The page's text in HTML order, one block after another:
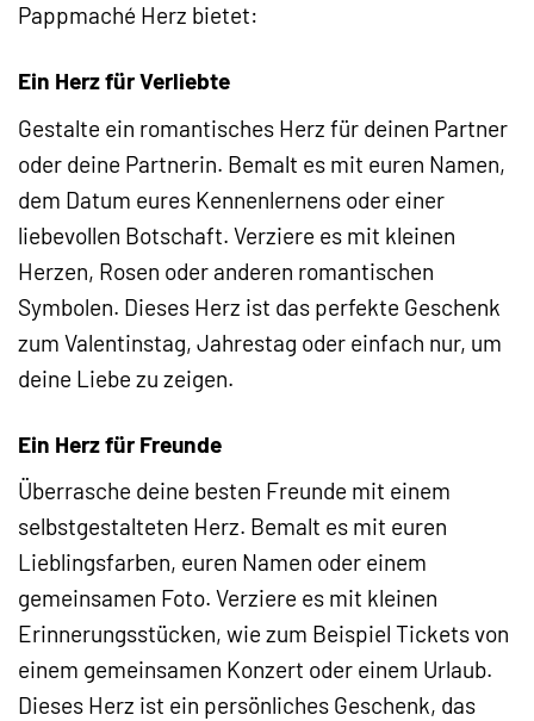
Pappmaché Herz bietet:
Ein Herz für Verliebte
Gestalte ein romantisches Herz für deinen Partner
oder deine Partnerin. Bemalt es mit euren Namen,
dem Datum eures Kennenlernens oder einer
liebevollen Botschaft. Verziere es mit kleinen
Herzen, Rosen oder anderen romantischen
Symbolen. Dieses Herz ist das perfekte Geschenk
zum Valentinstag, Jahrestag oder einfach nur, um
deine Liebe zu zeigen.
Ein Herz für Freunde
Überrasche deine besten Freunde mit einem
selbstgestalteten Herz. Bemalt es mit euren
Lieblingsfarben, euren Namen oder einem
gemeinsamen Foto. Verziere es mit kleinen
Erinnerungsstücken, wie zum Beispiel Tickets von
einem gemeinsamen Konzert oder einem Urlaub.
Dieses Herz ist ein persönliches Geschenk, das